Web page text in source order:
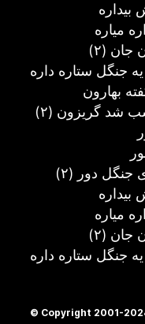
مياره
(۲)
جنگل ستاره داره
بهارون
شد گريزون (۲)
دور (۲)
مياره
(۲)
جنگل ستاره داره
© Copyright 2001-